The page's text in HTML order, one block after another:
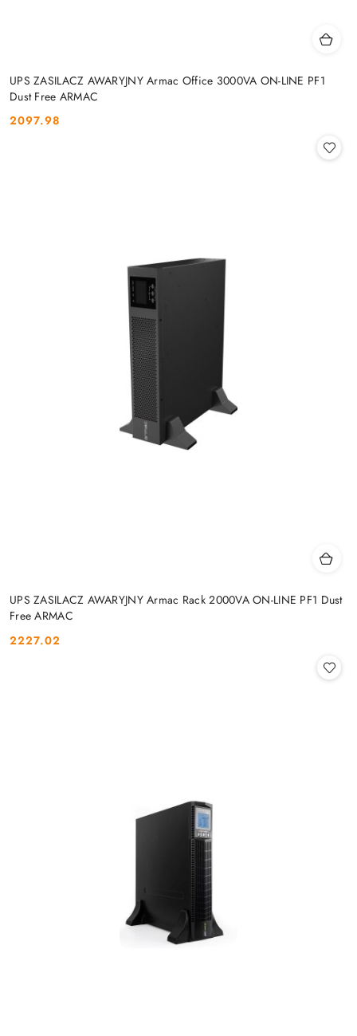
UPS ZASILACZ AWARYJNY Armac Office 3000VA ON-LINE PF1
Dust Free ARMAC
Cena:
2097.98
UPS ZASILACZ AWARYJNY Armac Rack 2000VA ON-LINE PF1 Dust
Free ARMAC
Cena:
2227.02